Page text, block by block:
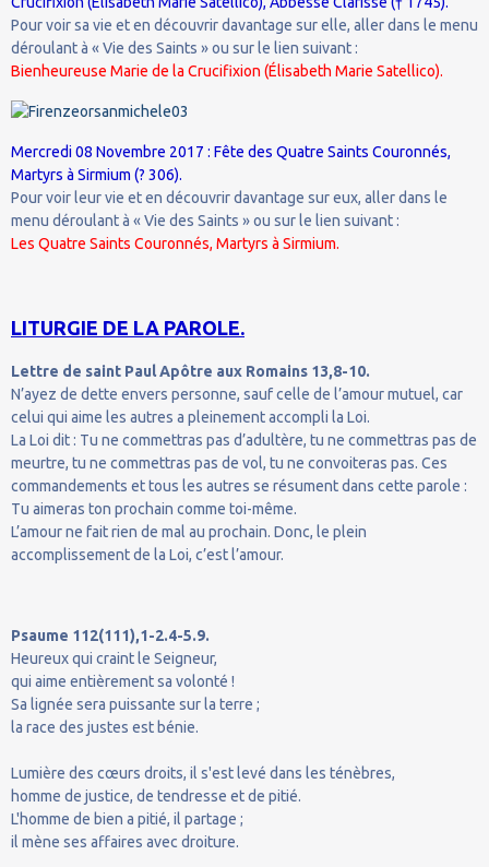
Pour voir sa vie et en découvrir davantage sur elle, aller dans le menu
déroulant à « Vie des Saints » ou sur le lien suivant :
Bienheureuse Marie de la Crucifixion (Élisabeth Marie Satellico).
Mercredi 08 Novembre 2017 : Fête des Quatre Saints Couronnés,
Martyrs à Sirmium (? 306).
Pour voir leur vie et en découvrir davantage sur eux, aller dans le
menu déroulant à « Vie des Saints » ou sur le lien suivant :
Les Quatre Saints Couronnés, Martyrs à Sirmium.
LITURGIE DE LA PAROLE.
Lettre de saint Paul Apôtre aux Romains 13,8-10.
N’ayez de dette envers personne, sauf celle de l’amour mutuel, car
celui qui aime les autres a pleinement accompli la Loi.
La Loi dit : Tu ne commettras pas d’adultère, tu ne commettras pas de
meurtre, tu ne commettras pas de vol, tu ne convoiteras pas. Ces
commandements et tous les autres se résument dans cette parole :
Tu aimeras ton prochain comme toi-même.
L’amour ne fait rien de mal au prochain. Donc, le plein
accomplissement de la Loi, c’est l’amour.
Psaume 112(111),1-2.4-5.9.
Heureux qui craint le Seigneur,
qui aime entièrement sa volonté !
Sa lignée sera puissante sur la terre ;
la race des justes est bénie.
Lumière des cœurs droits, il s'est levé dans les ténèbres,
homme de justice, de tendresse et de pitié.
L'homme de bien a pitié, il partage ;
il mène ses affaires avec droiture.